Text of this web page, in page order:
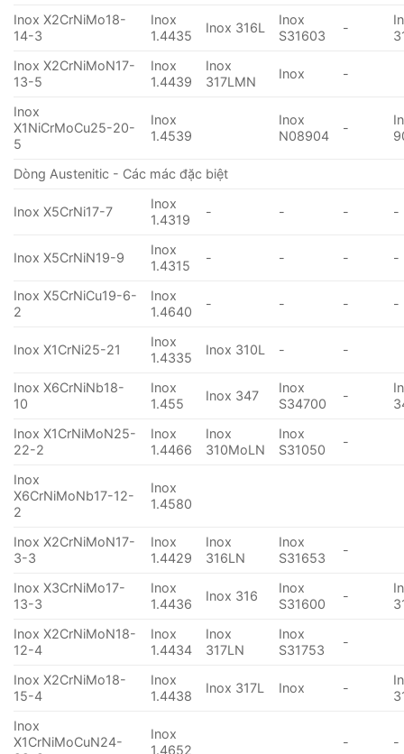
Inox X2CrNiMo18-
14-3
Inox
1.4435
Inox 316L
Inox
S31603
-
Inox X2CrNiMoN17-
13-5
Inox
1.4439
Inox
317LMN
Inox -
Inox
X1NiCrMoCu25-20-
5
Inox
1.4539
Inox
N08904
-
Dòng Austenitic - Các mác đặc biệt
Inox X5CrNi17-7
Inox
1.4319
- - - -
Inox X5CrNiN19-9
Inox
1.4315
- - - -
Inox X5CrNiCu19-6-
2
Inox
1.4640
- - - -
Inox X1CrNi25-21
Inox
1.4335
Inox 310L - -
Inox X6CrNiNb18-
10
Inox
1.455
Inox 347
Inox
S34700
-
Inox X1CrNiMoN25-
22-2
Inox
1.4466
Inox
310MoLN
Inox
S31050
-
Inox
X6CrNiMoNb17-12-
2
Inox
1.4580
Inox X2CrNiMoN17-
3-3
Inox
1.4429
Inox
316LN
Inox
S31653
-
Inox X3CrNiMo17-
13-3
Inox
1.4436
Inox 316
Inox
S31600
-
Inox X2CrNiMoN18-
12-4
Inox
1.4434
Inox
317LN
Inox
S31753
-
Inox X2CrNiMo18-
15-4
Inox
1.4438
Inox 317L Inox -
Inox
X1CrNiMoCuN24-
Inox
1.4652
- -